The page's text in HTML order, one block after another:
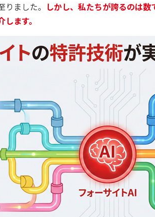
ました。 しかし、私たちが誇るのは
ます。